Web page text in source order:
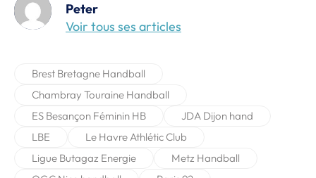
Peter
Voir tous ses articles
Brest Bretagne Handball
Chambray Touraine Handball
ES Besançon Féminin HB
JDA Dijon hand
LBE
Le Havre Athlétic Club
Ligue Butagaz Energie
Metz Handball